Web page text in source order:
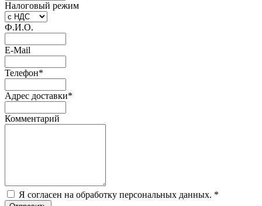
Налоговый режим
Ф.И.О.
E-Mail
Телефон*
Адрес доставки*
Комментарий
Я согласен на обработку персональных данных. *